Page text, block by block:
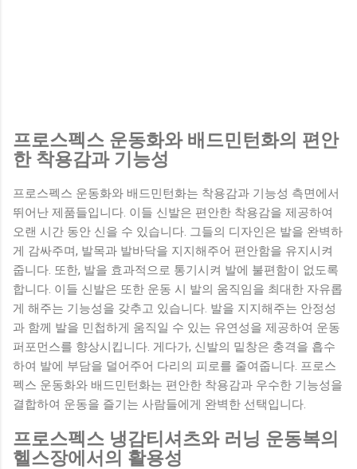
프로스펙스 운동화와 배드민턴화의 편안
한 착용감과 기능성
프로스펙스 운동화와 배드민턴화는 착용감과 기능성 측면에서
뛰어난 제품들입니다. 이들 신발은 편안한 착용감을 제공하여
오랜 시간 동안 신을 수 있습니다. 그들의 디자인은 발을 완벽하
게 감싸주며, 발목과 발바닥을 지지해주어 편안함을 유지시켜
줍니다. 또한, 발을 효과적으로 통기시켜 발에 불편함이 없도록
합니다. 이들 신발은 또한 운동 시 발의 움직임을 최대한 자유롭
게 해주는 기능성을 갖추고 있습니다. 발을 지지해주는 안정성
과 함께 발을 민첩하게 움직일 수 있는 유연성을 제공하여 운동
퍼포먼스를 향상시킵니다. 게다가, 신발의 밑창은 충격을 흡수
하여 발에 부담을 덜어주어 다리의 피로를 줄여줍니다. 프로스
펙스 운동화와 배드민턴화는 편안한 착용감과 우수한 기능성을
결합하여 운동을 즐기는 사람들에게 완벽한 선택입니다.
프로스펙스 냉감티셔츠와 러닝 운동복의
헬스장에서의 활용성